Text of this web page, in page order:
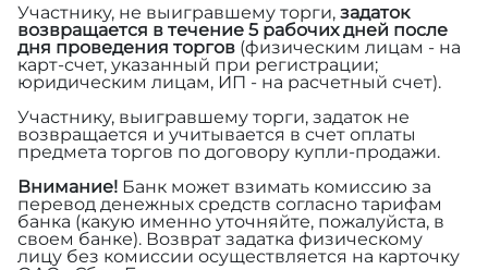
Участнику, не выигравшему торги, задаток
возвращается в течение 5 рабочих дней после
дня проведения торгов (физическим лицам - на
карт-счет, указанный при регистрации;
юридическим лицам, ИП - на расчетный счет).
Участнику, выигравшему торги, задаток не
возвращается и учитывается в счет оплаты
предмета торгов по договору купли-продажи.
Внимание! Банк может взимать комиссию за
перевод денежных средств согласно тарифам
банка (какую именно уточняйте, пожалуйста, в
своем банке). Возврат задатка физическому
лицу без комиссии осуществляется на карточку